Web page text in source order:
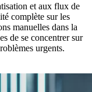
et aux flux de
complète sur les
manuelles dans la
de se concentrer sur
urgents.